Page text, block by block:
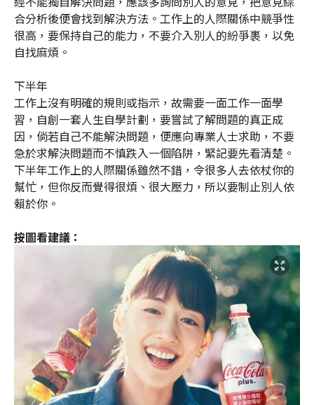
合分析後便會找到解決方法。工作上的人際關係中競爭性
很高，要保持自己的能力，不要介入別人的紛爭裹，以免
自找麻煩。
下半年
工作上沒有明確的規則或指示，故需要一面工作一面學
習，自創一套人生自學計劃，要嘗試了解問題的真正成
因，倘若自己不能解決問題，便應向專業人士求助，不要
急於求解決問題而不慎跌入一個陷阱，緊記要先看清楚。
下半年工作上的人際關係雖然不錯，令很多人去依杖你的
幫忙，但你反而覺得很煩、很大壓力，所以要制止別人依
賴於你。
按圖看建議：